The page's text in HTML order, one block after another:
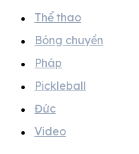
Thể thao
Bóng chuyền
Pháp
Pickleball
Đức
Video